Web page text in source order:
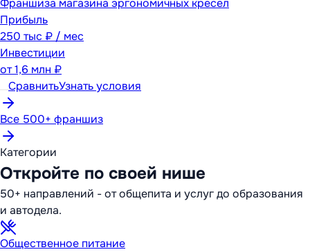
Франшиза магазина эргономичных кресел
Прибыль
250 тыс ₽ / мес
Инвестиции
от1,6 млн ₽
СравнитьУзнать условия
Все 500+ франшиз
Категории
Откройте по своей нише
50+ направлений - от общепита и услуг до образования
и автодела.
Общественное питание